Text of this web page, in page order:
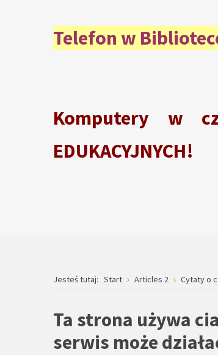
Telefon w
Komputery w
EDUKACYJNYCH!
Jesteś tutaj: Start Articles 2 Cytaty o
Ta strona używa
serwis może